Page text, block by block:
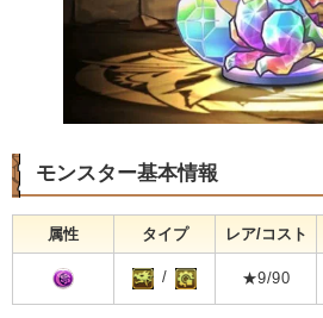
モンスター基本情報
属性 タイプ レア/コスト
/ ★9/90